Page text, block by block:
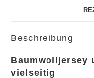
Beschreibung
Baumwolljersey
vielseitig